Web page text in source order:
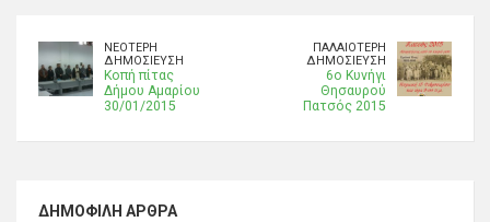
ΝΕΌΤΕΡΗ
ΔΗΜΟΣΊΕΥΣΗ
Κοπή πίτας
Δήμου Αμαρίου
30/01/2015
ΠΑΛΑΙΌΤΕΡΗ
ΔΗΜΟΣΊΕΥΣΗ
6ο Κυνήγι
Θησαυρού
Πατσός 2015
ΔΗΜΟΦΙΛΉ ΆΡΘΡΑ